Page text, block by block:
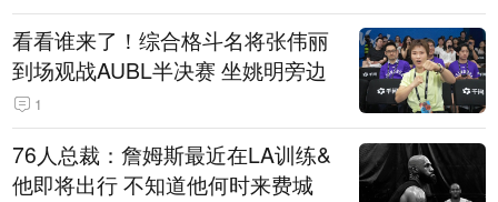
看看谁来了！综合格斗名将张伟丽
到场观战AUBL半决赛 坐姚明旁边
1
76人总裁：詹姆斯最近在LA训练&
他即将出行 不知道他何时来费城